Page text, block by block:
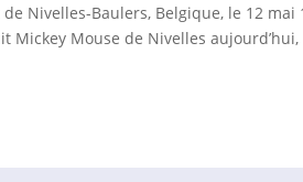
Nivelles-Baulers, Belgique, le 12 mai
Mouse de Nivelles aujourd’hui,